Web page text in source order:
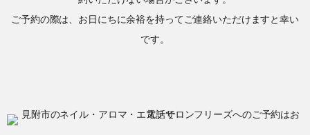
ご予約の際は、お日にちに余裕を持ってご連絡いただけますと幸い
です。